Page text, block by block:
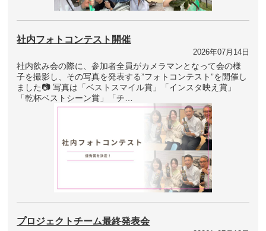
社内フォトコンテスト開催
2026年07月14日
社内飲み会の際に、参加者全員がカメラマンとなって会の様
子を撮影し、その写真を発表する”フォトコンテスト”を開催し
ました📷 写真は「ベストスマイル賞」「インスタ映え賞」
「乾杯ベストシーン賞」「チ…
プロジェクトチーム最終発表会